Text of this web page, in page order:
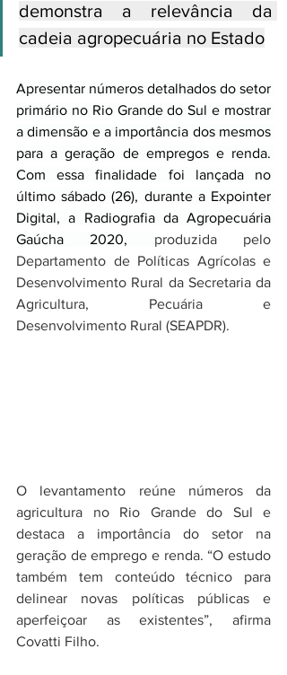
demonstra a relevância da
cadeia agropecuária no Estado
Apresentar números detalhados do setor
primário no Rio Grande do Sul e mostrar
a dimensão e a importância dos mesmos
para a geração de empregos e renda.
Com essa finalidade foi lançada no
último sábado (26), durante a Expointer
Digital, a Radiografia da Agropecuária
Gaúcha 2020, produzida pelo
Departamento de Políticas Agrícolas e
Desenvolvimento Rural da Secretaria da
Agricultura, Pecuária e
Desenvolvimento Rural (SEAPDR).
O levantamento reúne números da
agricultura no Rio Grande do Sul e
destaca a importância do setor na
geração de emprego e renda. “O estudo
também tem conteúdo técnico para
delinear novas políticas públicas e
aperfeiçoar as existentes”, afirma
Covatti Filho.